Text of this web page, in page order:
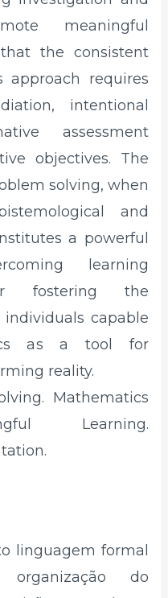
meaningful
the consistent
requires
intentional
assessment
objectives. The
solving, when
and
a powerful
learning
fostering the
capable
as a tool for
reality.
Mathematics
Learning.
linguagem formal
do